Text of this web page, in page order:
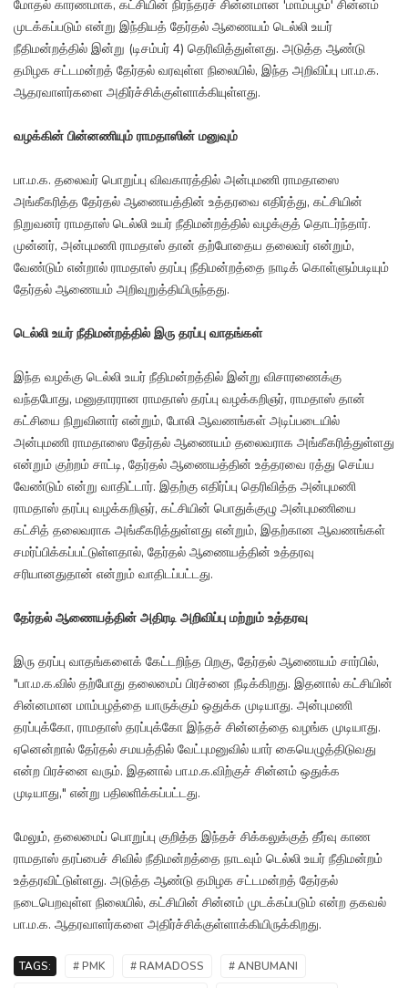
மோதல் காரணமாக, கட்சியின் நிரந்தரச் சின்னமான 'மாம்பழம்' சின்னம்
முடக்கப்படும் என்று இந்தியத் தேர்தல் ஆணையம் டெல்லி உயர்
நீதிமன்றத்தில் இன்று (டிசம்பர் 4) தெரிவித்துள்ளது. அடுத்த ஆண்டு
தமிழக சட்டமன்றத் தேர்தல் வரவுள்ள நிலையில், இந்த அறிவிப்பு பா.ம.க.
ஆதரவாளர்களை அதிர்ச்சிக்குள்ளாக்கியுள்ளது.
வழக்கின் பின்னணியும் ராமதாஸின் மனுவும்
பா.ம.க. தலைவர் பொறுப்பு விவகாரத்தில் அன்புமணி ராமதாஸை
அங்கீகரித்த தேர்தல் ஆணையத்தின் உத்தரவை எதிர்த்து, கட்சியின்
நிறுவனர் ராமதாஸ் டெல்லி உயர் நீதிமன்றத்தில் வழக்குத் தொடர்ந்தார்.
முன்னர், அன்புமணி ராமதாஸ் தான் தற்போதைய தலைவர் என்றும்,
வேண்டும் என்றால் ராமதாஸ் தரப்பு நீதிமன்றத்தை நாடிக் கொள்ளும்படியும்
தேர்தல் ஆணையம் அறிவுறுத்தியிருந்தது.
டெல்லி உயர் நீதிமன்றத்தில் இரு தரப்பு வாதங்கள்
இந்த வழக்கு டெல்லி உயர் நீதிமன்றத்தில் இன்று விசாரணைக்கு
வந்தபோது, மனுதாரரான ராமதாஸ் தரப்பு வழக்கறிஞர், ராமதாஸ் தான்
கட்சியை நிறுவினார் என்றும், போலி ஆவணங்கள் அடிப்படையில்
அன்புமணி ராமதாஸை தேர்தல் ஆணையம் தலைவராக அங்கீகரித்துள்ளது
என்றும் குற்றம் சாட்டி, தேர்தல் ஆணையத்தின் உத்தரவை ரத்து செய்ய
வேண்டும் என்று வாதிட்டார். இதற்கு எதிர்ப்பு தெரிவித்த அன்புமணி
ராமதாஸ் தரப்பு வழக்கறிஞர், கட்சியின் பொதுக்குழு அன்புமணியை
கட்சித் தலைவராக அங்கீகரித்துள்ளது என்றும், இதற்கான ஆவணங்கள்
சமர்ப்பிக்கப்பட்டுள்ளதால், தேர்தல் ஆணையத்தின் உத்தரவு
சரியானதுதான் என்றும் வாதிடப்பட்டது.
தேர்தல் ஆணையத்தின் அதிரடி அறிவிப்பு மற்றும் உத்தரவு
இரு தரப்பு வாதங்களைக் கேட்டறிந்த பிறகு, தேர்தல் ஆணையம் சார்பில்,
"பா.ம.க.வில் தற்போது தலைமைப் பிரச்னை நீடிக்கிறது. இதனால் கட்சியின்
சின்னமான மாம்பழத்தை யாருக்கும் ஒதுக்க முடியாது. அன்புமணி
தரப்புக்கோ, ராமதாஸ் தரப்புக்கோ இந்தச் சின்னத்தை வழங்க முடியாது.
ஏனென்றால் தேர்தல் சமயத்தில் வேட்புமனுவில் யார் கையெழுத்திடுவது
என்ற பிரச்னை வரும். இதனால் பா.ம.க.விற்குச் சின்னம் ஒதுக்க
முடியாது," என்று பதிலளிக்கப்பட்டது.
மேலும், தலைமைப் பொறுப்பு குறித்த இந்தச் சிக்கலுக்குத் தீர்வு காண
ராமதாஸ் தரப்பைச் சிவில் நீதிமன்றத்தை நாடவும் டெல்லி உயர் நீதிமன்றம்
உத்தரவிட்டுள்ளது. அடுத்த ஆண்டு தமிழக சட்டமன்றத் தேர்தல்
நடைபெறவுள்ள நிலையில், கட்சியின் சின்னம் முடக்கப்படும் என்ற தகவல்
பா.ம.க. ஆதரவாளர்களை அதிர்ச்சிக்குள்ளாக்கியிருக்கிறது.
TAGS: # PMK # RAMADOSS
# ANBUMANI